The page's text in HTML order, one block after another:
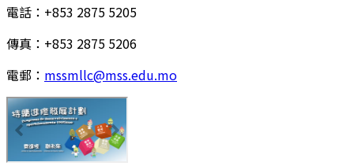
電話：+853 2875 5205
傳真：+853 2875 5206
電郵： mssmllc@mss.edu.mo